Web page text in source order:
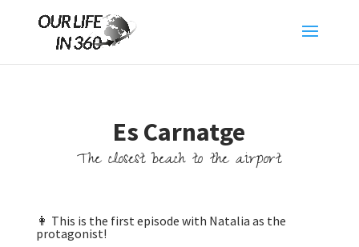
Es Carnatge
The closest beach to the airport
👩 This is the first episode with Natalia as the
protagonist!